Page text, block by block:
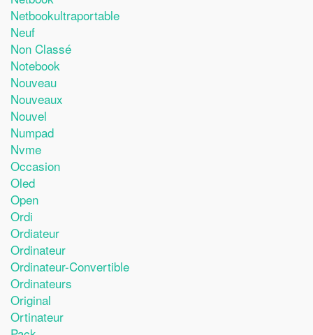
Netbookultraportable
Neuf
Non Classé
Notebook
Nouveau
Nouveaux
Nouvel
Numpad
Nvme
Occasion
Oled
Open
Ordi
Ordiateur
Ordinateur
Ordinateur-Convertible
Ordinateurs
Original
Ortinateur